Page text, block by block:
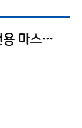
기상청 직원들, 취약계층에 보건용 마스크 500장 전달